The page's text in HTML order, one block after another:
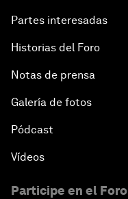
Partes interesadas
Historias del Foro
Notas de prensa
Galería de fotos
Pódcast
Vídeos
Participe en el Foro